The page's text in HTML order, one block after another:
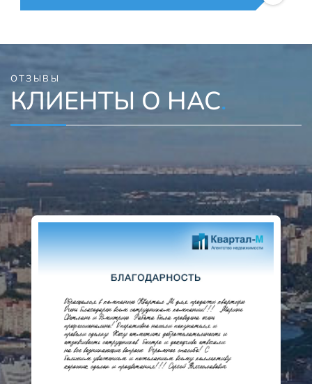
ОТЗЫВЫ
КЛИЕНТЫ О НАС.